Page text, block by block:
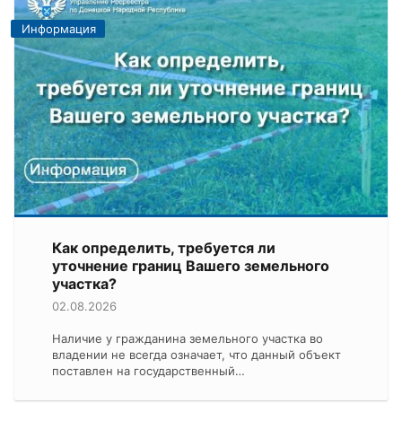
Информация
Как определить, требуется ли
уточнение границ Вашего земельного
участка?
02.08.2026
Наличие у гражданина земельного участка во
владении не всегда означает, что данный объект
поставлен на государственный…